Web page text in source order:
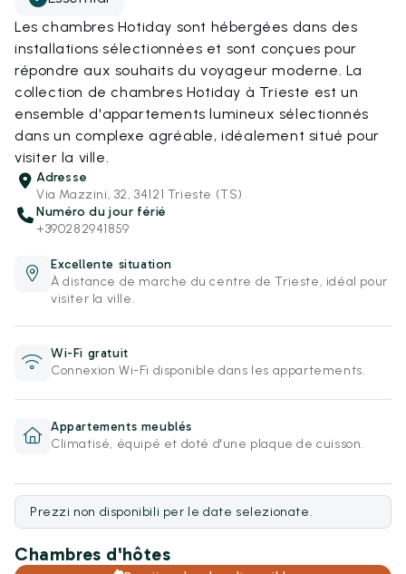
Les chambres Hotiday sont hébergées dans des
installations sélectionnées et sont conçues pour
répondre aux souhaits du voyageur moderne. La
collection de chambres Hotiday à Trieste est un
ensemble d'appartements lumineux sélectionnés
dans un complexe agréable, idéalement situé pour
visiter la ville.
Adresse
Via Mazzini, 32, 34121 Trieste (TS)
Numéro du jour férié
+390282941859
Excellente situation
À distance de marche du centre de Trieste, idéal pour
visiter la ville.
Wi-Fi gratuit
Connexion Wi-Fi disponible dans les appartements.
Appartements meublés
Climatisé, équipé et doté d'une plaque de cuisson.
Prezzi non disponibili per le date selezionate.
Chambres d'hôtes